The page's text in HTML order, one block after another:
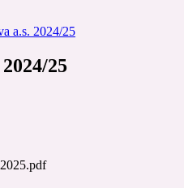
a.s. 2024/25
25